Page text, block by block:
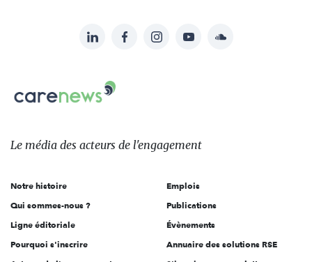
sur:
LinkedInFacebookInstagramYouTubeSoundcloud
Carenews,
Le
des
l'engagement
Le média des acteurs de l'engagement
Notre histoire
Qui sommes-nous ?
Ligne éditoriale
Pourquoi s'inscrire
Emplois
Publications
Évènements
Annuaire des solutions RSE